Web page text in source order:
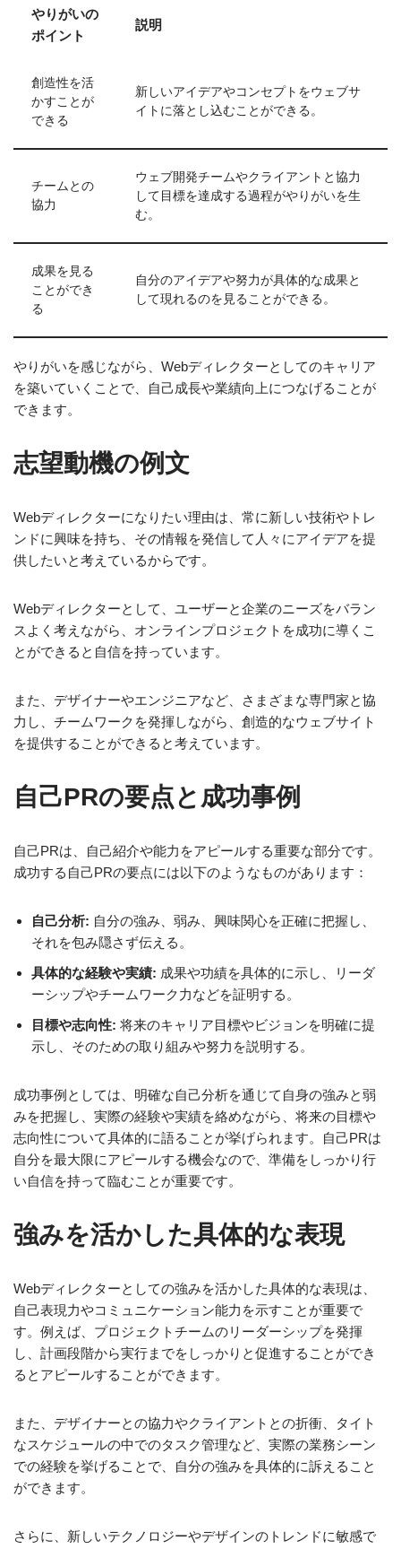
やりがいの
ポイント
説明
創造性を活
かすことが
できる
新しいアイデアやコンセプトをウェブサ
イトに落とし込むことができる。
チームとの
協力
ウェブ開発チームやクライアントと協力
して目標を達成する過程がやりがいを生
む。
成果を見る
ことができ
る
自分のアイデアや努力が具体的な成果と
して現れるのを見ることができる。
やりがいを感じながら、Webディレクターとしてのキャリア
を築いていくことで、自己成長や業績向上につなげることが
できます。
志望動機の例文
Webディレクターになりたい理由は、常に新しい技術やトレ
ンドに興味を持ち、その情報を発信して人々にアイデアを提
供したいと考えているからです。
Webディレクターとして、ユーザーと企業のニーズをバラン
スよく考えながら、オンラインプロジェクトを成功に導くこ
とができると自信を持っています。
また、デザイナーやエンジニアなど、さまざまな専門家と協
力し、チームワークを発揮しながら、創造的なウェブサイト
を提供することができると考えています。
自己PRの要点と成功事例
自己PRは、自己紹介や能力をアピールする重要な部分です。
成功する自己PRの要点には以下のようなものがあります：
自己分析: 自分の強み、弱み、興味関心を正確に把握し、
それを包み隠さず伝える。
具体的な経験や実績: 成果や功績を具体的に示し、リーダ
ーシップやチームワーク力などを証明する。
目標や志向性: 将来のキャリア目標やビジョンを明確に提
示し、そのための取り組みや努力を説明する。
成功事例としては、明確な自己分析を通じて自身の強みと弱
みを把握し、実際の経験や実績を絡めながら、将来の目標や
志向性について具体的に語ることが挙げられます。自己PRは
自分を最大限にアピールする機会なので、準備をしっかり行
い自信を持って臨むことが重要です。
強みを活かした具体的な表現
Webディレクターとしての強みを活かした具体的な表現は、
自己表現力やコミュニケーション能力を示すことが重要で
す。例えば、プロジェクトチームのリーダーシップを発揮
し、計画段階から実行までをしっかりと促進することができ
るとアピールすることができます。
また、デザイナーとの協力やクライアントとの折衝、タイト
なスケジュールの中でのタスク管理など、実際の業務シーン
での経験を挙げることで、自分の強みを具体的に訴えること
ができます。
さらに、新しいテクノロジーやデザインのトレンドに敏感で